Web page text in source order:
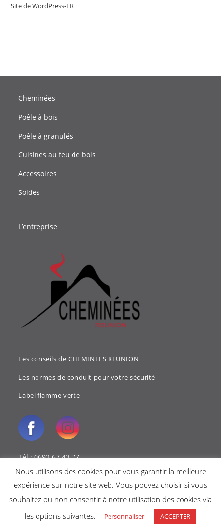
Site de WordPress-FR
Cheminées
Poêle à bois
Poêle à granulés
Cuisines au feu de bois
Accessoires
Soldes
L’entreprise
Les conseils de CHEMINEES REUNION
Les normes de conduit pour votre sécurité
Label flamme verte
Tél : 0692 67 43 77
Copyright 2018 - Cheminées reunion -Mentions légales-Politique de
Nous utilisons des cookies pour vous garantir la meilleure
expérience sur notre site web. Vous pouvez choisir si vous
souhaitez ou non consentir à notre utilisation des cookies via
les options suivantes.
Personnaliser ACCEPTER